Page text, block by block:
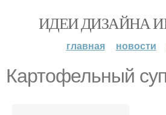
ИДЕИ ДИЗАЙНА
главная новости
Картофельный суп